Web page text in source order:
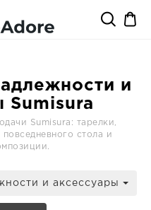
и
Sumisura
Sumisura: тарелки,
стола и
и аксессуары